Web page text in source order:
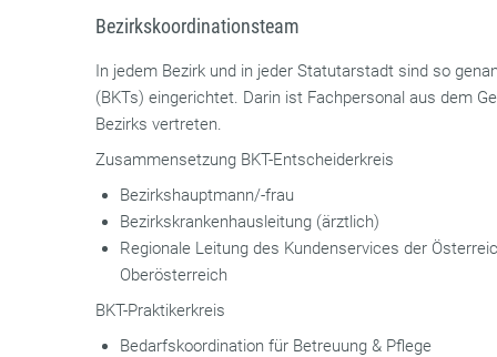
Bezirkskoordinationsteam
In jedem Bezirk und in jeder Statutarstadt sind so
(BKTs) eingerichtet. Darin ist Fachpersonal aus dem
Bezirks vertreten.
Zusammensetzung BKT-Entscheiderkreis
Bezirkshauptmann/-frau
Bezirkskrankenhausleitung (ärztlich)
Regionale Leitung des Kundenservices der
Oberösterreich
BKT-Praktikerkreis
Bedarfskoordination für Betreuung & Pflege